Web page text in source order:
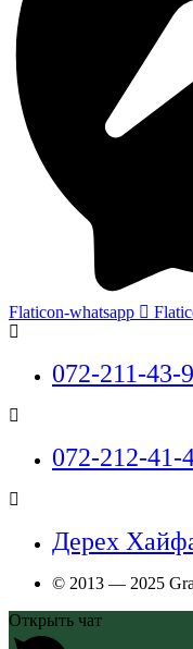
Flaticon-whatsapp
072-211-43-
072-212-41-
Дерех
© 2013 — 2025
Открыть чат